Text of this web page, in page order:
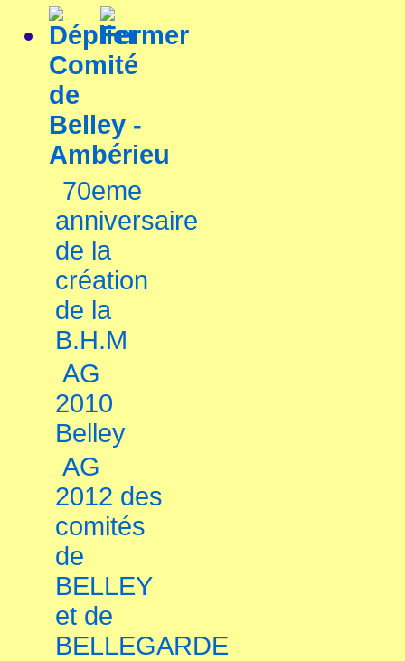
Comité
de
Belley -
Ambérieu
70eme
anniversaire
de la
création
de la
B.H.M
AG
2010
Belley
AG
2012 des
comités
de
BELLEY
et de
BELLEGARDE